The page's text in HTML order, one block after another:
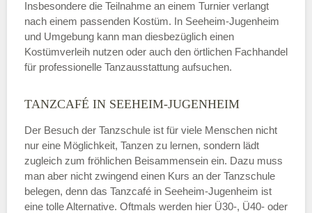
Insbesondere die Teilnahme an einem Turnier verlangt
nach einem passenden Kostüm. In Seeheim-Jugenheim
und Umgebung kann man diesbezüglich einen
Kostümverleih nutzen oder auch den örtlichen Fachhandel
für professionelle Tanzausstattung aufsuchen.
TANZCAFÉ IN SEEHEIM-JUGENHEIM
Der Besuch der Tanzschule ist für viele Menschen nicht
nur eine Möglichkeit, Tanzen zu lernen, sondern lädt
zugleich zum fröhlichen Beisammensein ein. Dazu muss
man aber nicht zwingend einen Kurs an der Tanzschule
belegen, denn das Tanzcafé in Seeheim-Jugenheim ist
eine tolle Alternative. Oftmals werden hier Ü30-, Ü40- oder